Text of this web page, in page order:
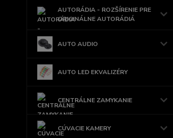
AUTORÁDIA - ROZŠÍRENIE PRE
ORIGINÁLNE AUTORÁDIÁ
AUTO AUDIO
AUTO LED EKVALIZÉRY
CENTRÁLNE ZAMYKANIE
CÚVACIE KAMERY